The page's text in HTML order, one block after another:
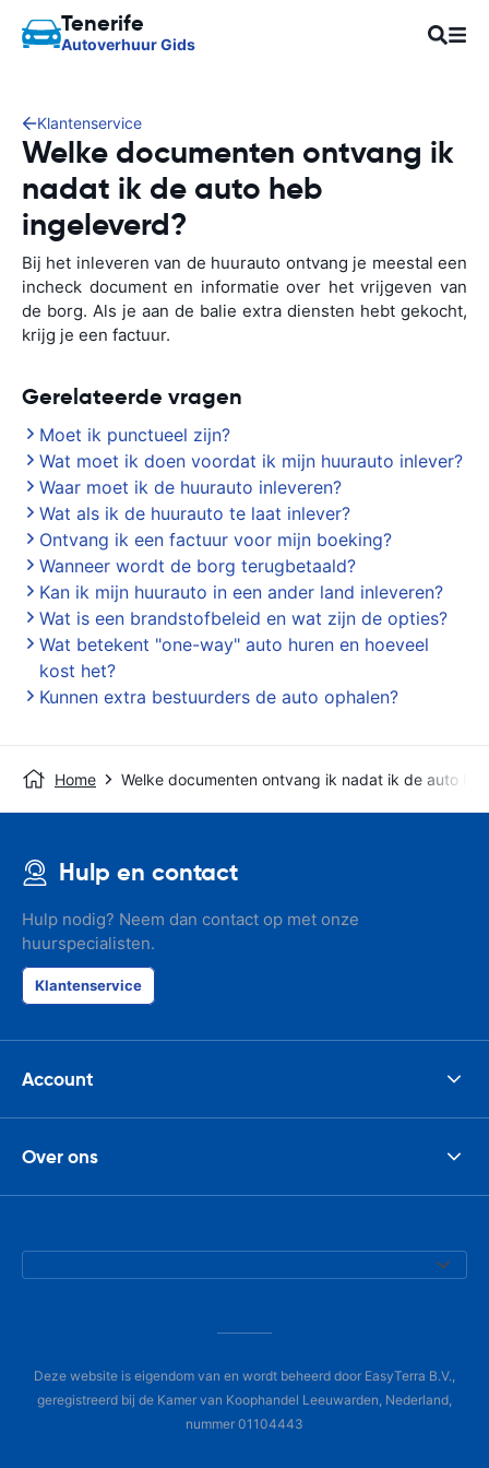
Tenerife
Autoverhuur Gids
Klantenservice
Welke documenten ontvang ik
nadat ik de auto heb
ingeleverd?
Bij het inleveren van de huurauto ontvang je meestal een
incheck document en informatie over het vrijgeven van
de borg. Als je aan de balie extra diensten hebt gekocht,
krijg je een factuur.
Gerelateerde vragen
Moet ik punctueel zijn?
Wat moet ik doen voordat ik mijn huurauto inlever?
Waar moet ik de huurauto inleveren?
Wat als ik de huurauto te laat inlever?
Ontvang ik een factuur voor mijn boeking?
Wanneer wordt de borg terugbetaald?
Kan ik mijn huurauto in een ander land inleveren?
Wat is een brandstofbeleid en wat zijn de opties?
Wat betekent "one-way" auto huren en hoeveel
kost het?
Kunnen extra bestuurders de auto ophalen?
Home Welke documenten ontvang ik nadat ik de auto
Hulp en contact
Hulp nodig? Neem dan contact op met onze
huurspecialisten.
Klantenservice
Account
Over ons
Deze website is eigendom van en wordt beheerd door EasyTerra B.V.,
geregistreerd bij de Kamer van Koophandel Leeuwarden, Nederland,
nummer 01104443